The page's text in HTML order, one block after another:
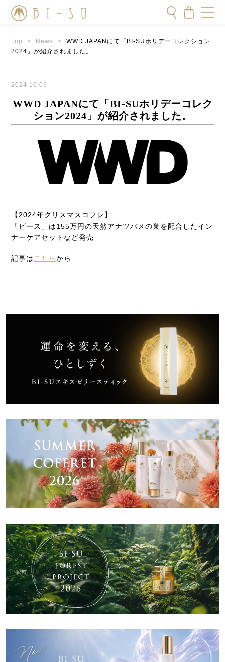
Top > News >
WWD JAPANにて「BI-SUホリデーコレクション
2024」が紹介されました。
2024.10.03
WWD JAPANにて「BI-SUホリデーコレク
ション2024」が紹介されました。
【2024年クリスマスコフレ】
「ビース」は155万円の天然アナツバメの巣を配合したイン
ナーケアセットなど発売
記事は こちらから